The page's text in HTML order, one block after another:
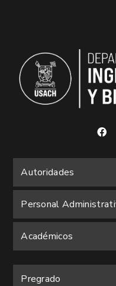
Autoridades
Personal
Académicos
Pregrado